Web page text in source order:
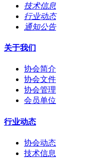
技术信息
行业动态
通知公告
关于我们
协会简介
协会文件
协会管理
会员单位
行业动态
协会动态
技术信息